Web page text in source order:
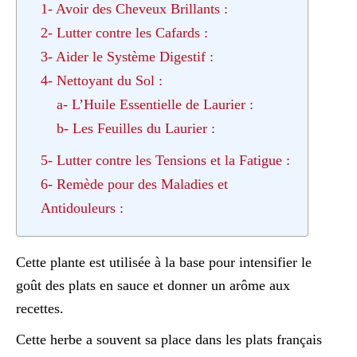
1- Avoir des Cheveux Brillants :
2- Lutter contre les Cafards :
3- Aider le Système Digestif :
4- Nettoyant du Sol :
a- L’Huile Essentielle de Laurier :
b- Les Feuilles du Laurier :
5- Lutter contre les Tensions et la Fatigue :
6- Remède pour des Maladies et
Antidouleurs :
Cette plante est utilisée à la base pour intensifier le
goût des plats en sauce et donner un arôme aux
recettes.
Cette herbe a souvent sa place dans les plats français